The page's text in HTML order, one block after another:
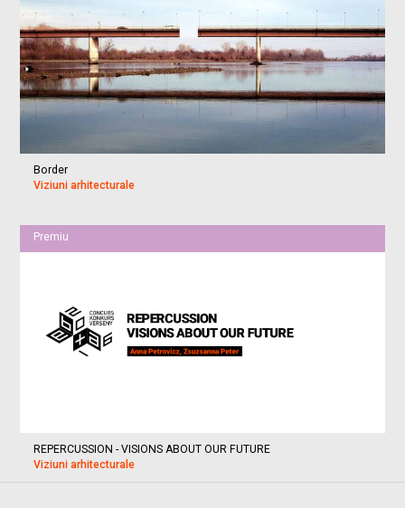
Border
Viziuni arhitecturale
Premiu
REPERCUSSION - VISIONS ABOUT OUR FUTURE
Viziuni arhitecturale